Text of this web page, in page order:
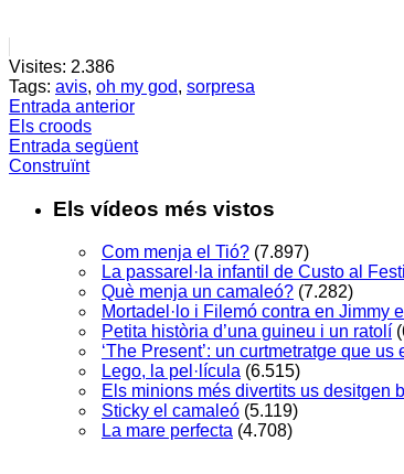
Visites: 2.386
Tags: avis, oh my god, sorpresa
Entrada anterior
Els croods
Entrada següent
Construïnt
Els vídeos més vistos
Com menja el Tió? (7.897)
La passarel·la infantil de Custo al
Què menja un camaleó? (7.282)
Mortadel·lo i Filemó contra en Jimmy
Petita història d’una guineu i un ratolí
‘The Present’: un curtmetratge que us
Lego, la pel·lícula (6.515)
Els minions més divertits us desitgen
Sticky el camaleó (5.119)
La mare perfecta (4.708)